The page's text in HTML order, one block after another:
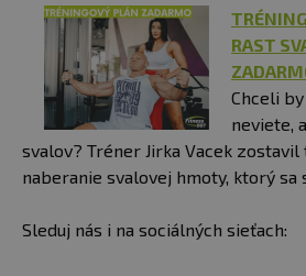
RAST
Chceli
neviete,
svalov? Tréner Jirka Vacek
naberanie svalovej hmoty, ktorý sa
Sleduj nás i na sociálných sieťach: